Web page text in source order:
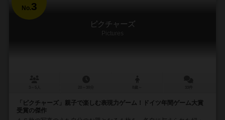
No.3
ピクチャーズ
Pictures
「ピクチャーズ」親子で楽しむ表現力ゲーム！ドイツ年間ゲーム大賞
受賞の傑作